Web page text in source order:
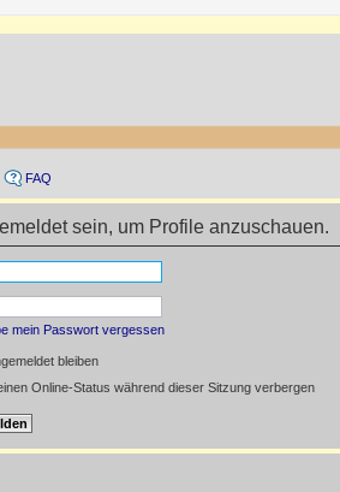
FAQ
sein, um Profile anzuschauen.
mein Passwort vergessen
bleiben
Online-Status während dieser Sitzung verbergen